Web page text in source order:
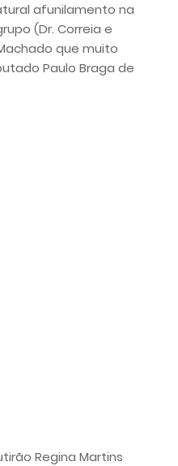
afunilamento na
(Dr. Correia e
que muito
Paulo Braga de
Regina Martins